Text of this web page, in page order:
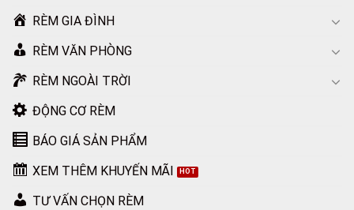
RÈM GIA ĐÌNH
RÈM VĂN PHÒNG
RÈM NGOÀI TRỜI
ĐỘNG CƠ RÈM
BÁO GIÁ SẢN PHẨM
XEM THÊM KHUYẾN MÃI
TƯ VẤN CHỌN RÈM